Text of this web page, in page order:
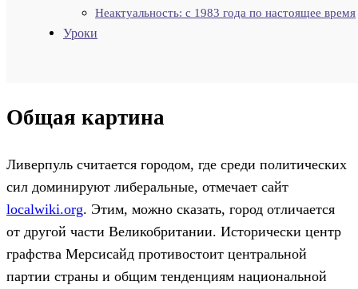
Неактуальность: с 1983 года по настоящее время
Уроки
Общая картина
Ливерпуль считается городом, где среди политических
сил доминируют либеральные, отмечает сайт
localwiki.org. Этим, можно сказать, город отличается
от другой части Великобритании. Исторически центр
графства Мерсисайд противостоит центральной
партии страны и общим тенденциям национальной